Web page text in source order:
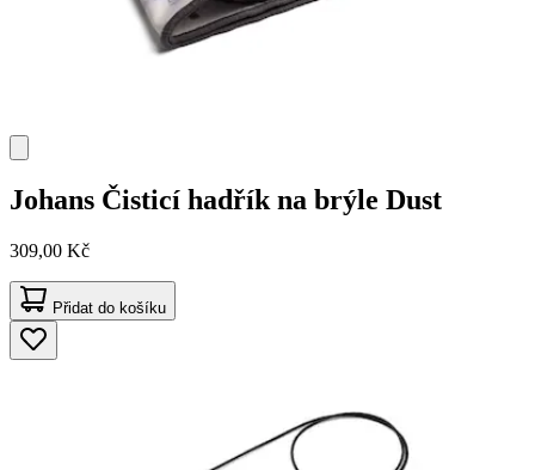
Johans Čisticí hadřík na brýle Dust
309,00 Kč
Přidat do košíku